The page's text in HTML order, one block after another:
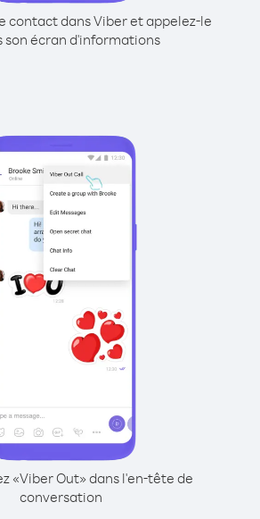
contact dans Viber et appelez-le
son écran d'informations
«Viber Out» dans l'en-tête de
conversation